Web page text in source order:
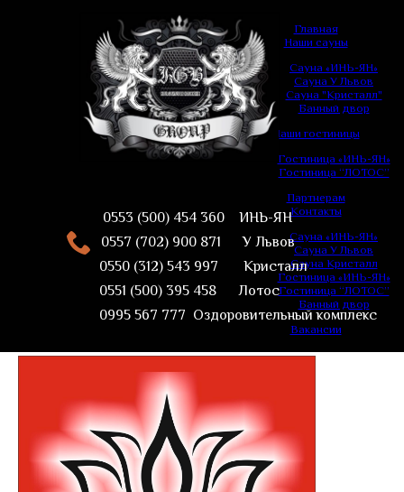
0553 (500) 454 360 ИНЬ-ЯН
0557 (702) 900 871 У Львов
0550 (312) 543 997 Кристалл
0551 (500) 395 458 Лотос
0995 567 777 Оздоровительный комплекс
Главная
Наши сауны
Сауна «ИНЬ-ЯН»
Сауна У Львов
Сауна "Кристалл"
Банный двор
Наши гостиницы
Гостиница «ИНЬ-ЯН»
Гостиница “ЛОТОС”
Партнерам
Контакты
Сауна «ИНЬ-ЯН»
Сауна У Львов
Сауна Кристалл
Гостиница «ИНЬ-ЯН»
Гостиница “ЛОТОС”
Банный двор
Вакансии